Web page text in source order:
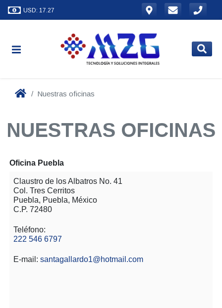
USD: 17.27
Nuestras oficinas
NUESTRAS OFICINAS
Oficina Puebla
Claustro de los Albatros No. 41
Col. Tres Cerritos
Puebla, Puebla, México
C.P. 72480
Teléfono:
222 546 6797
E-mail:santagallardo1@hotmail.com